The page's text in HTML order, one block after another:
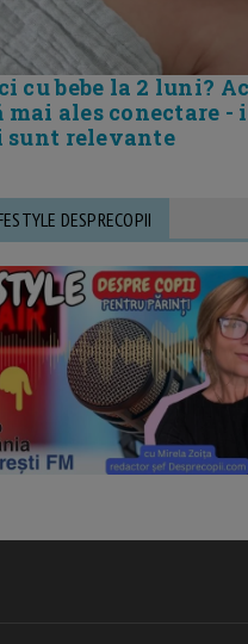
cu bebe la 2 luni?
mai ales conectare -
relevante
DESPRECOPII